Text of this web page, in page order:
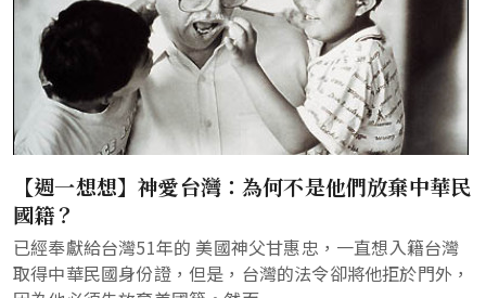
【週一想想】神愛台灣：為何不是他們放棄中華民
國籍？
已經奉獻給台灣51年的 美國神父甘惠忠，一直想入籍台灣
取得中華民國身份證，但是，台灣的法令卻將他拒於門外，